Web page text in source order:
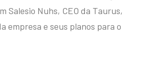
Salesio Nuhs, CEO da Taurus,
empresa e seus planos para o